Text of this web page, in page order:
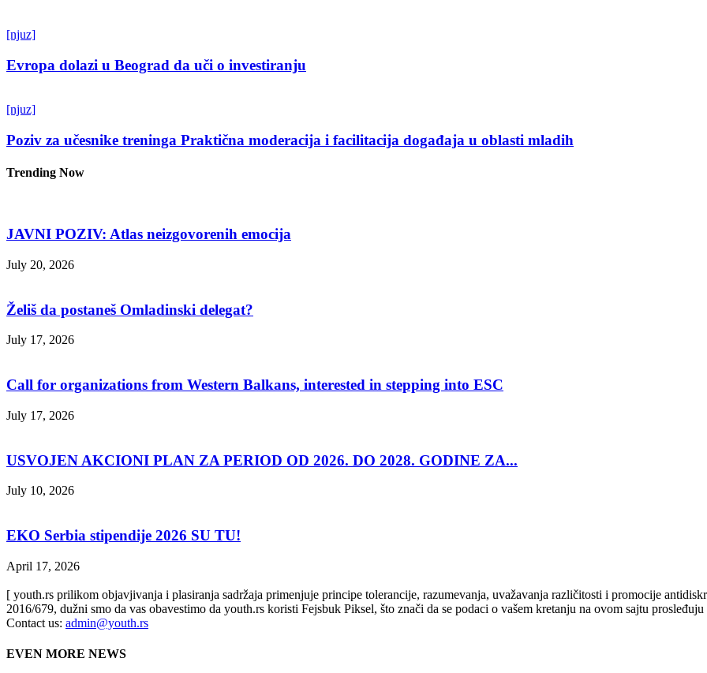
[njuz]
Evropa dolazi u Beograd da uči o investiranju
[njuz]
Poziv za učesnike treninga Praktična moderacija i facilitacija događaja u oblasti mladih
Trending Now
JAVNI POZIV: Atlas neizgovorenih emocija
July 20, 2026
Želiš da postaneš Omladinski delegat?
July 17, 2026
Call for organizations from Western Balkans, interested in stepping into ESC
July 17, 2026
USVOJEN AKCIONI PLAN ZA PERIOD OD 2026. DO 2028. GODINE ZA...
July 10, 2026
EKO Serbia stipendije 2026 SU TU!
April 17, 2026
[ youth.rs prilikom objavjivanja i plasiranja sadržaja primenjuje principe tolerancije, razumevanja, uvažavanja različitosti i promocije
2016/679, dužni smo da vas obavestimo da youth.rs koristi Fejsbuk Piksel, što znači da se podaci o vašem kretanju na ovom sajtu
Contact us: admin@youth.rs
EVEN MORE NEWS